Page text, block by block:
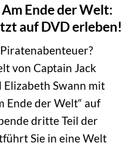
Ende der Welt:
auf DVD erleben!
von Captain Jack
Swann mit
Ende der Welt“ auf
dritte Teil der
Sie in eine Welt